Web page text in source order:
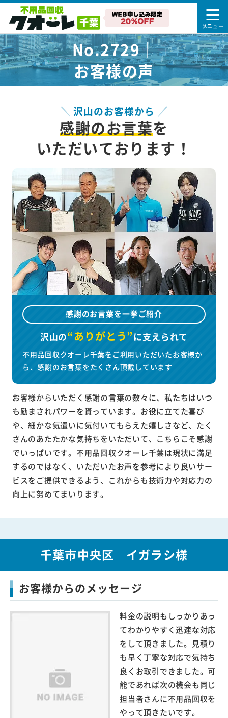
No.2729｜
お客様の声
沢山のお客様から
感謝のお言葉を
いただいております！
感謝のお言葉を一挙ご紹介
沢山の“ありがとう”に支えられて
不用品回収クオーレ千葉をご利用いただいたお客様か
ら、感謝のお言葉をたくさん頂戴しています
お客様からいただく感謝の言葉の数々に、私たちはいつ
も励まされパワーを貰っています。お役に立てた喜び
や、細かな気遣いに気付いてもらえた嬉しさなど、たく
さんのあたたかな気持ちをいただいて、こちらこそ感謝
でいっぱいです。不用品回収クオーレ千葉は現状に満足
するのではなく、いただいたお声を参考により良いサー
ビスをご提供できるよう、これからも技術力や対応力の
向上に努めてまいります。
千葉市中央区 イガラシ様
お客様からのメッセージ
料金の説明もしっかりあっ
てわかりやすく迅速な対応
をして頂きました。見積り
も早く丁寧な対応で気持ち
良くお取引できました。可
能であれば次の機会も同じ
担当者さんに不用品回収を
やって頂きたいです。